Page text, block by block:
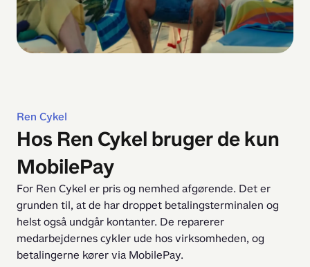
Ren Cykel
Hos Ren Cykel bruger de kun
MobilePay
For Ren Cykel er pris og nemhed afgørende. Det er
grunden til, at de har droppet betalingsterminalen og
helst også undgår kontanter. De reparerer
medarbejdernes cykler ude hos virksomheden, og
betalingerne kører via MobilePay.